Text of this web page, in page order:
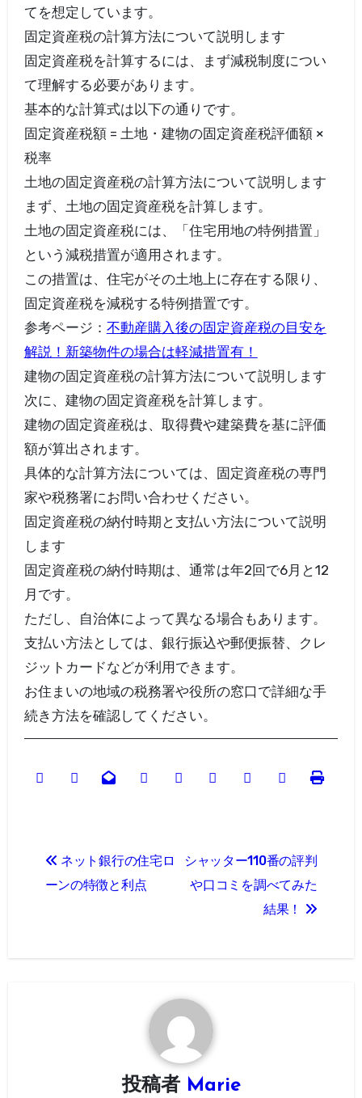
てを想定しています。
固定資産税の計算方法について説明します
固定資産税を計算するには、まず減税制度につい
て理解する必要があります。
基本的な計算式は以下の通りです。
固定資産税額 = 土地・建物の固定資産税評価額 ×
税率
土地の固定資産税の計算方法について説明します
まず、土地の固定資産税を計算します。
土地の固定資産税には、「住宅用地の特例措置」
という減税措置が適用されます。
この措置は、住宅がその土地上に存在する限り、
固定資産税を減税する特例措置です。
参考ページ： 不動産購入後の固定資産税の目安を
解説！新築物件の場合は軽減措置有！
建物の固定資産税の計算方法について説明します
次に、建物の固定資産税を計算します。
建物の固定資産税は、取得費や建築費を基に評価
額が算出されます。
具体的な計算方法については、固定資産税の専門
家や税務署にお問い合わせください。
固定資産税の納付時期と支払い方法について説明
します
固定資産税の納付時期は、通常は年2回で6月と12
月です。
ただし、自治体によって異なる場合もあります。
支払い方法としては、銀行振込や郵便振替、クレ
ジットカードなどが利用できます。
お住まいの地域の税務署や役所の窓口で詳細な手
続き方法を確認してください。
ネット銀行の住宅ロ
ーンの特徴と利点
シャッター110番の評判
や口コミを調べてみた
結果！
投稿者 Marie